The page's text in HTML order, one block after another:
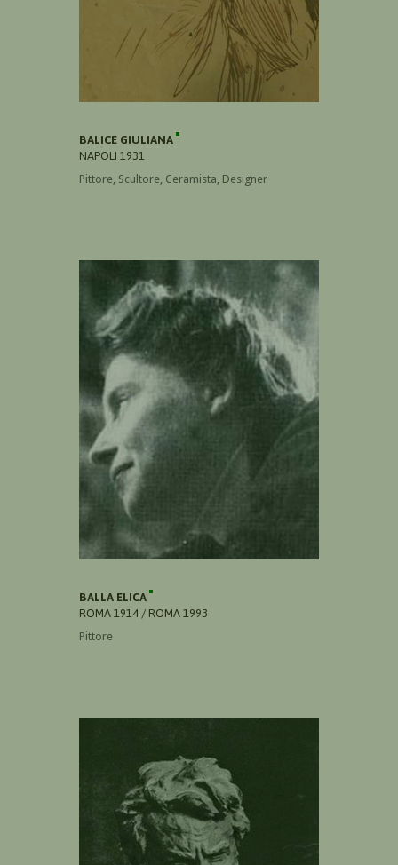
BALICE GIULIANA
NAPOLI 1931
Pittore, Scultore, Ceramista, Designer
BALLA ELICA
ROMA 1914 / ROMA 1993
Pittore